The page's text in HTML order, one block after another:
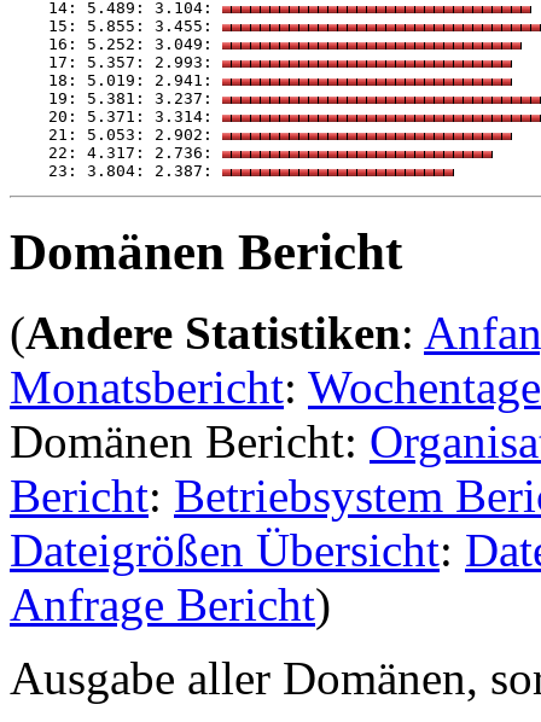
    14: 5.489: 3.104:
    15: 5.855: 3.455:
    16: 5.252: 3.049:
    17: 5.357: 2.993:
    18: 5.019: 2.941:
    19: 5.381: 3.237:
    20: 5.371: 3.314:
    21: 5.053: 2.902:
    22: 4.317: 2.736:
    23: 3.804: 2.387:
Domänen Bericht
(Andere Statistiken:
Monatsbericht:
Domänen Bericht:
Bericht: Betriebsystem
Dateigrößen Übersicht:
Anfrage Bericht)
Ausgabe aller Domänen,